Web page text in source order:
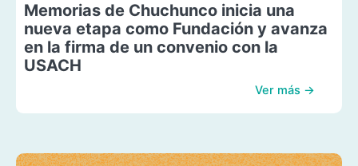
Memorias de Chuchunco inicia una
nueva etapa como Fundación y avanza
en la firma de un convenio con la
USACH
Ver más →